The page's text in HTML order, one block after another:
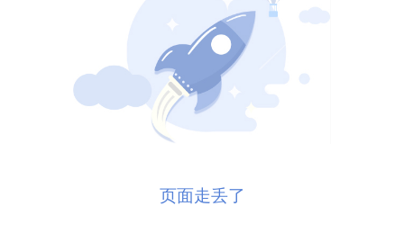
页面走丢了